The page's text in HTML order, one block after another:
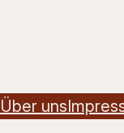
Über uns